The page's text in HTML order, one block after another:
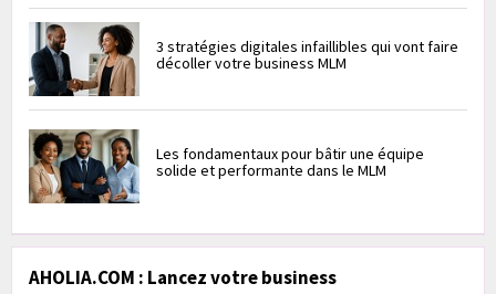
3 stratégies digitales infaillibles qui vont faire
décoller votre business MLM
Les fondamentaux pour bâtir une équipe
solide et performante dans le MLM
AHOLIA.COM : Lancez votre business